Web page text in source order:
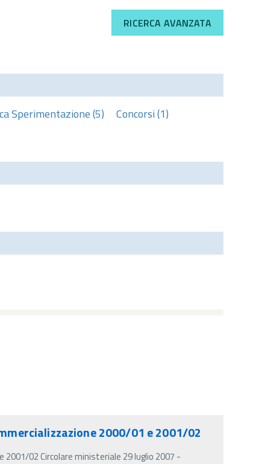
RICERCA AVANZATA
Sperimentazione (5)
Concorsi (1)
2000/01 e 2001/02
02 Circolare ministeriale 29 luglio 2007 -